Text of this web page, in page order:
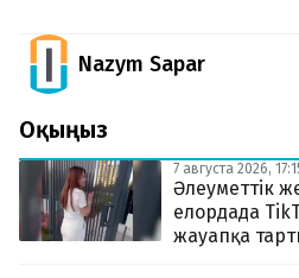
Nazym Sapar
Оқыңыз
7 августа 2026,
Әлеуметтік
елордада
жауапқа